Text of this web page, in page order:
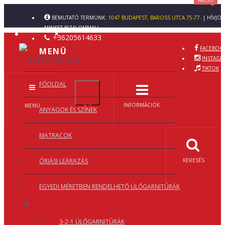
×
× BEMUTATÓ TERMÜNK: 1047 BUDAPEST, BAROSS UTCA 75-77. | HÍVJON
MINKET BIZALOMMAL!
+36205614633
TIKTOK
INFORMÁCIÓK
MENÜ
KERESÉS
×
×
MENÜ
FŐOLDAL
ANYAGOK ÉS SZÍNEK
MATRACOK
ÓRIÁSI LEÁRAZÁS
EGYEDI MÉRETBEN RENDELHETŐ ÜLŐGARNITÚRÁK
3-2-1 ÜLŐGARNITÚRÁK